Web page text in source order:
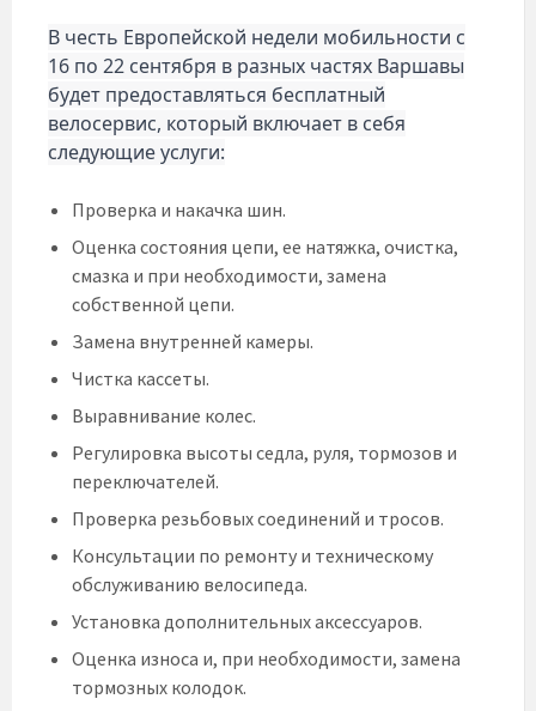
В честь Европейской недели мобильности с
16 по 22 сентября в разных частях Варшавы
будет предоставляться бесплатный
велосервис, который включает в себя
следующие услуги:
Проверка и накачка шин.
Оценка состояния цепи, ее натяжка, очистка,
смазка и при необходимости, замена
собственной цепи.
Замена внутренней камеры.
Чистка кассеты.
Выравнивание колес.
Регулировка высоты седла, руля, тормозов и
переключателей.
Проверка резьбовых соединений и тросов.
Консультации по ремонту и техническому
обслуживанию велосипеда.
Установка дополнительных аксессуаров.
Оценка износа и, при необходимости, замена
тормозных колодок.